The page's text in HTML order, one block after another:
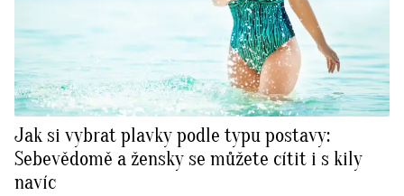
Jak si vybrat plavky podle typu postavy:
Sebevědomě a žensky se můžete cítit i s kily
navíc